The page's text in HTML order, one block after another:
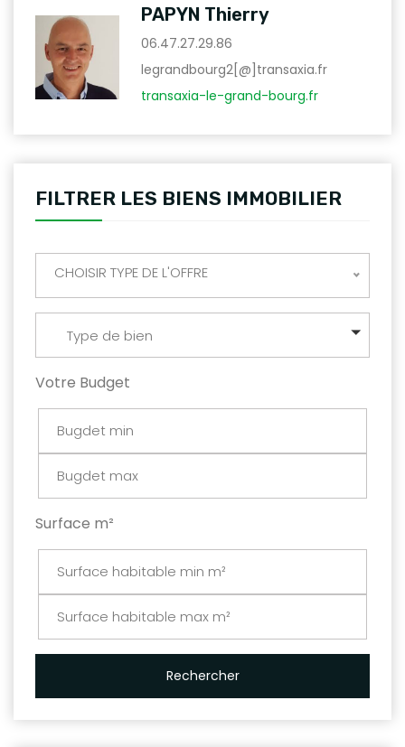
PAPYN Thierry
06.47.27.29.86
legrandbourg2[@]transaxia.fr
transaxia-le-grand-bourg.fr
FILTRER LES BIENS IMMOBILIER
CHOISIR TYPE DE L'OFFRE
Type de bien
Votre Budget
Surface m²
Rechercher